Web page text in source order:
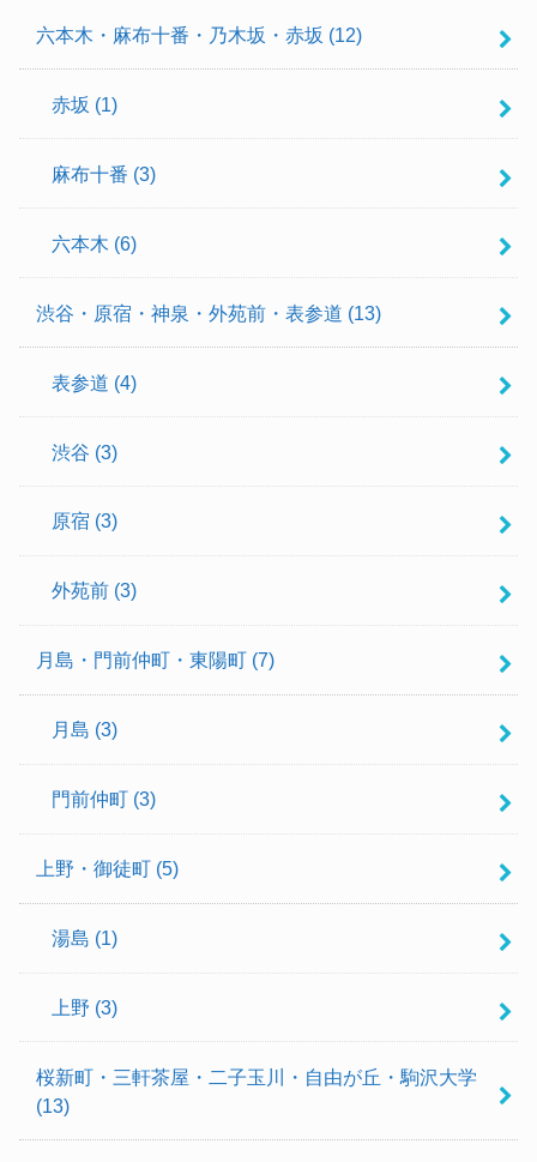
六本木・麻布十番・乃木坂・赤坂 (12)
赤坂 (1)
麻布十番 (3)
六本木 (6)
渋谷・原宿・神泉・外苑前・表参道 (13)
表参道 (4)
渋谷 (3)
原宿 (3)
外苑前 (3)
月島・門前仲町・東陽町 (7)
月島 (3)
門前仲町 (3)
上野・御徒町 (5)
湯島 (1)
上野 (3)
桜新町・三軒茶屋・二子玉川・自由が丘・駒沢大学
(13)